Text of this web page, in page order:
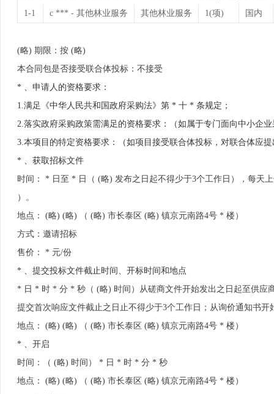
1-1
c *** - 其他林业服务 其他林业服务 1(项) 国内
(略) 期限：按 (略)
本合同包是否接受联合体投标：不接受
* 、申请人的资格要求：
1.满足《中华人民共和国政府采购法》第 * 十 * 条规定；
2.落实政府采购政策需满足的资格要求：（如属于专门面向中小企
3.本项目的特定资格要求：（如项目接受联合体投标，对联合体应
* 、获取招标文件
时间： * 日至 * 日（ (略) 发布之日起不得少于3个工作日），每
）。
地点： (略) (略) （ (略) 市长泰区 (略) 镇京元南路4号 * 楼）
方式：邀请招标
售价： * 元/份
* 、提交投标文件截止时间、开标时间和地点
* 日 * 时 * 分 * 秒（ (略) 时间）从磋商文件开始发出之日起至供应
提交首次响应文件截止之日止不得少于3个工作日；从询价通知书
地点： (略) (略) （ (略) 市长泰区 (略) 镇京元南路4号 * 楼）
* 、开启
时间：（ (略) 时间） * 日 * 时 * 分 * 秒
地点： (略) (略) （ (略) 市长泰区 (略) 镇京元南路4号 * 楼）